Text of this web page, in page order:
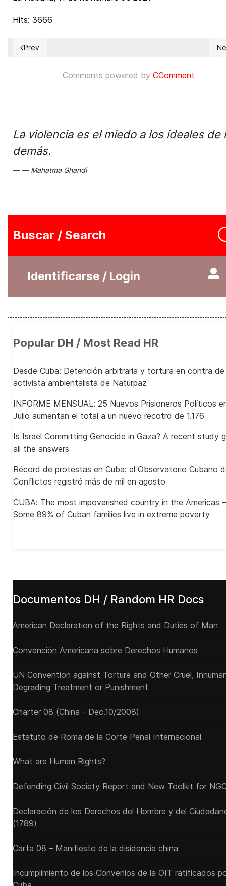
Hits: 3666
Previous article: Comunicado de Naciones Unidas a Cuba
Prev
Comments powered by CComment
La violencia es el miedo a los ideales de
demás.
Mahatma Ghandi
Buscar / Search
Identificarse / Login
Popular DH / Most Read HR
Desde Cuba: Detención arbitraria y tortura en contra de
activista ambientalista de Naturpaz
INFORME MENSUAL: 25 Nuevos Prisioneros Políticos
Julio aumentan el total a un nuevo recotrd de 1.176
Is Israel Committing Genocide in Gaza? A recent study
all the answers
Récord de protestas en Cuba: el Observatorio Cubano
Conflictos registró más de mil en agosto
CUBA: The most impoverished country in the Americas –
Some 89% of Cuban families live in extreme poverty
Documentos DH / Random HR Docs
American Declaration of the Rights and Duties of Man
Convención Americana sobre Derechos Humanos
UN Convention against Torture and Other Cruel,
Degrading Treatment or Punishment
Charter 08 (China - Dec.10/2008)
Estatuto de Roma de la Corte Penal Internacional
What are Human Rights?
Defending Civil Society Report and New Toolkit for
Declaración de los Derechos del Hombre y del
(1789)
Carta 08 – Manifiesto de la disidencia china
Incumplimiento de los Convenios de la OIT ratificados